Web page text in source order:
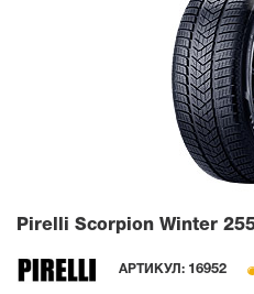
Pirelli Scorpion Winter
АРТИКУЛ: 16952